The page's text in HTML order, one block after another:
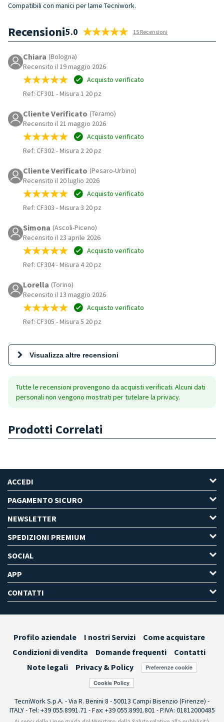
Compatibili con manici per lame Tecniwork.
Recensioni5.0 15 Recensioni
Chiara (Bologna)
Recensito il 19 maggio 2026
Acquisto verificato
Ref: CF301 -Misura 1 20 pz
Cliente Verificato (Teramo)
Recensito il 21 maggio 2026
Acquisto verificato
Ref: CF302 -Misura 2 20 pz
Cliente Verificato (Pesaro-Urbino)
Recensito il 20 luglio 2026
Acquisto verificato
Ref: CF303 -Misura 3 20 pz
Simona (Ascoli-Piceno)
Recensito il 23 aprile 2026
Acquisto verificato
Ref: CF304-Misura 4 20 pz
Lorella (Torino)
Recensito il 13 maggio 2026
Acquisto verificato
Ref: CF305 -Misura 5 20 pz
Visualizza altre recensioni
Tutte le recensioni provengono da acquisti verificati. Alcuni dati
personali non vengono mostrati per tutelare la privacy.
Prodotti Correlati
ACCEDI
PAGAMENTO SICURO
NEWSLETTER
SPEDIZIONI PREMIUM
SOCIAL
APP
CONTATTI
Profilo aziendale I nostri Servizi
Come acquistare
Condizioni di vendita
Domande frequenti
Contatti
Note legali
Privacy & Policy Preferenze cookie
TecniWork S.p.A. - Via R. Benini 8 - 50013 Campi Bisenzio (Firenze) -
ITALY - Tel: +39 055.8991.71 - Fax: +39 055.8991.801 - P.IVA: 01812000485